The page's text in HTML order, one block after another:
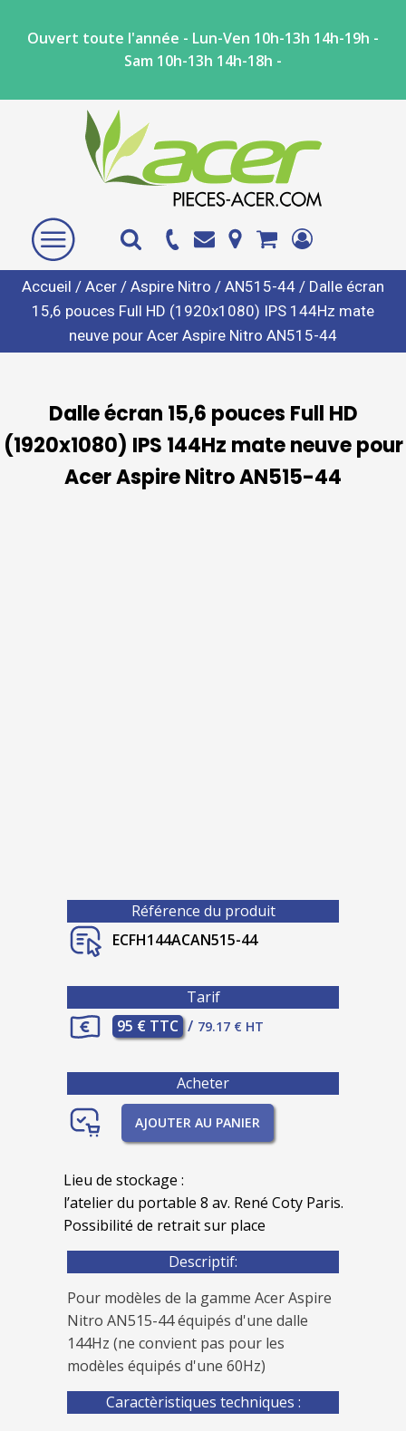
Ouvert toute l'année - Lun-Ven 10h-13h 14h-19h -
Sam 10h-13h 14h-18h -
Accueil / Acer / Aspire Nitro / AN515-44 / Dalle écran
15,6 pouces Full HD (1920x1080) IPS 144Hz mate
neuve pour Acer Aspire Nitro AN515-44
Dalle écran 15,6 pouces Full HD
(1920x1080) IPS 144Hz mate neuve pour
Acer Aspire Nitro AN515-44
Référence du produit
ECFH144ACAN515-44
Tarif
95 € TTC / 79.17 € HT
Acheter
AJOUTER AU PANIER
Lieu de stockage :
l’atelier du portable 8 av. René Coty Paris.
Possibilité de retrait sur place
Descriptif:
Pour modèles de la gamme Acer Aspire
Nitro AN515-44 équipés d'une dalle
144Hz (ne convient pas pour les
modèles équipés d'une 60Hz)
Caractèristiques techniques :